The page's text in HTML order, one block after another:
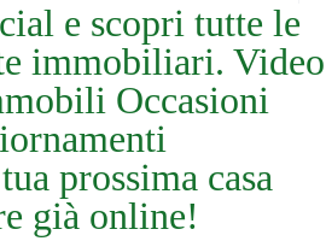
e scopri tutte le
immobiliari. Video
Occasioni
prossima casa
già online!